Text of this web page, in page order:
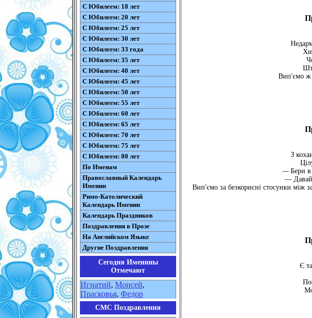
С Юбилеем: 18 лет
С Юбилеем: 20 лет
С Юбилеем: 25 лет
С Юбилеем: 30 лет
С Юбилеем: 33 года
С Юбилеем: 35 лет
С Юбилеем: 40 лет
С Юбилеем: 45 лет
С Юбилеем: 50 лет
С Юбилеем: 55 лет
С Юбилеем: 60 лет
С Юбилеем: 65 лет
С Юбилеем: 70 лет
С Юбилеем: 75 лет
С Юбилеем: 80 лет
По Именам
Православный Календарь
Именин
Римо-Католический
Календарь Именин
Календарь Праздников
Поздравления в Прозе
На Английском Языке
Другие Поздравления
Сегодня Именины
Отмечают
Игнатий, Моисей,
Прасковья, Федор
СМС Поздравления
Вип'ємо ж
З
— Бери
—
Вип'ємо за безкорисні стосунки між
Є